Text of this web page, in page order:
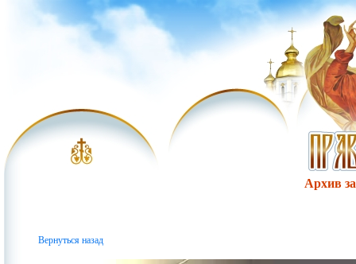
Архив
Вернуться назад